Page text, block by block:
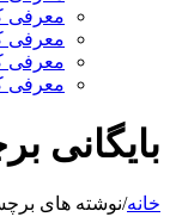
معرفی
معرفی
معرفی
معرفی
بایگانی
خانه/نوشته های